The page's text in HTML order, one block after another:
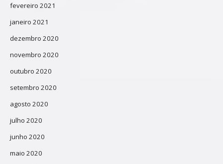
fevereiro 2021
janeiro 2021
dezembro 2020
novembro 2020
outubro 2020
setembro 2020
agosto 2020
julho 2020
junho 2020
maio 2020